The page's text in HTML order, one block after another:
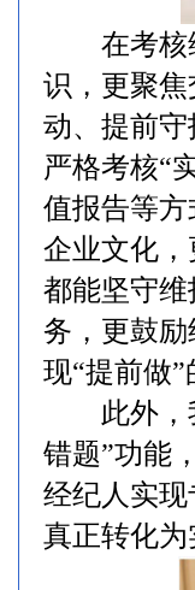
在考核维
识，更聚
动、提前
严格考核“
值报告等
企业文化
都能坚守
务，更鼓
现“提前做
此外，我
错题”功能
经纪人实现
真正转化为